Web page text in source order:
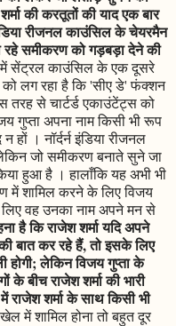
की करतूतों की याद एक बार
रीजनल काउंसिल के चेयरमैन
रहे समीकरण को गड़बड़ा देने की
सेंट्रल काउंसिल के एक दूसरे
लग रहा है कि 'सीए डे' फंक्शन
तरह से चार्टर्ड एकाउंटेंट्स को
गुप्ता अपना नाम किसी भी रूप
। नॉर्दर्न इंडिया रीजनल
जो समीकरण बनाते सुने जा
हुआ है । हालाँकि यह अभी भी
में शामिल करने के लिए विजय
वह उनका नाम अपने मन से
है कि राजेश शर्मा यदि अपने
बात कर रहे हैं, तो इसके लिए
होगी; लेकिन विजय गुप्ता के
बीच राजेश शर्मा की भारी
राजेश शर्मा के साथ किसी भी
में शामिल होना तो बहुत दूर